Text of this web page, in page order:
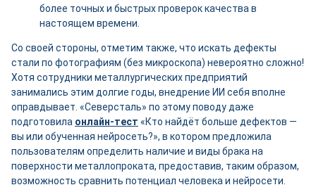
более точных и быстрых проверок качества в
настоящем времени.
Со своей стороны, отметим также, что искать дефекты
стали по фотографиям (без микроскопа) невероятно сложно!
Хотя сотрудники металлургических предприятий
занимались этим долгие годы, внедрение ИИ себя вполне
оправдывает. «Северсталь» по этому поводу даже
подготовила онлайн-тест «Кто найдёт больше дефектов —
вы или обученная нейросеть?», в котором предложила
пользователям определить наличие и виды брака на
поверхности металлопроката, предоставив, таким образом,
возможность сравнить потенциал человека и нейросети.